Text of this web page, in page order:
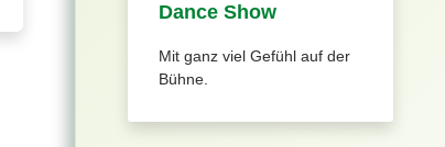
Dance Show
Mit ganz viel Gefühl auf der
Bühne.